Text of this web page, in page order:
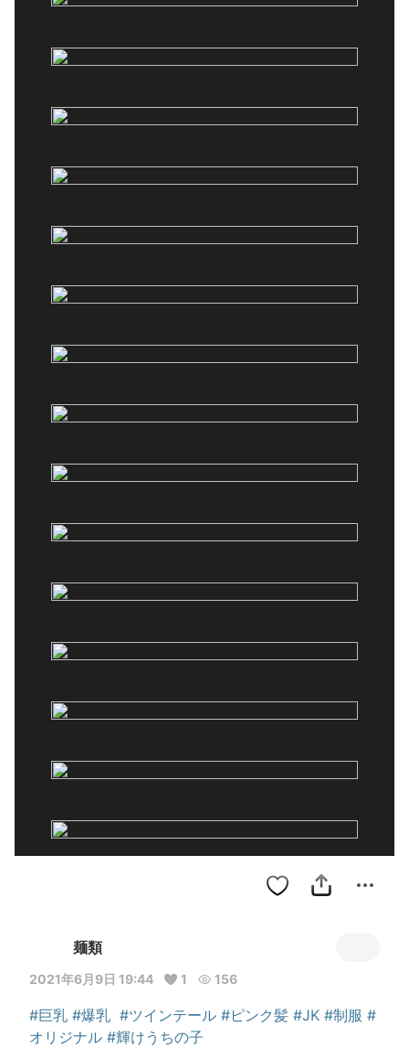
麺類
2021年6月9日 19:44 1 156
#巨乳 #爆乳 #ツインテール #ピンク髪 #JK #制服 #
オリジナル #輝けうちの子